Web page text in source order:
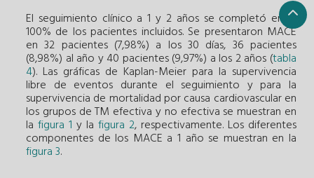
El seguimiento clínico a 1 y 2 años se completó en el
100% de los pacientes incluidos. Se presentaron MACE
en 32 pacientes (7,98%) a los 30 días, 36 pacientes
(8,98%) al año y 40 pacientes (9,97%) a los 2 años (tabla
4). Las gráficas de Kaplan-Meier para la supervivencia
libre de eventos durante el seguimiento y para la
supervivencia de mortalidad por causa cardiovascular en
los grupos de TM efectiva y no efectiva se muestran en
la figura 1 y la figura 2, respectivamente. Los diferentes
componentes de los MACE a 1 año se muestran en la
figura 3.